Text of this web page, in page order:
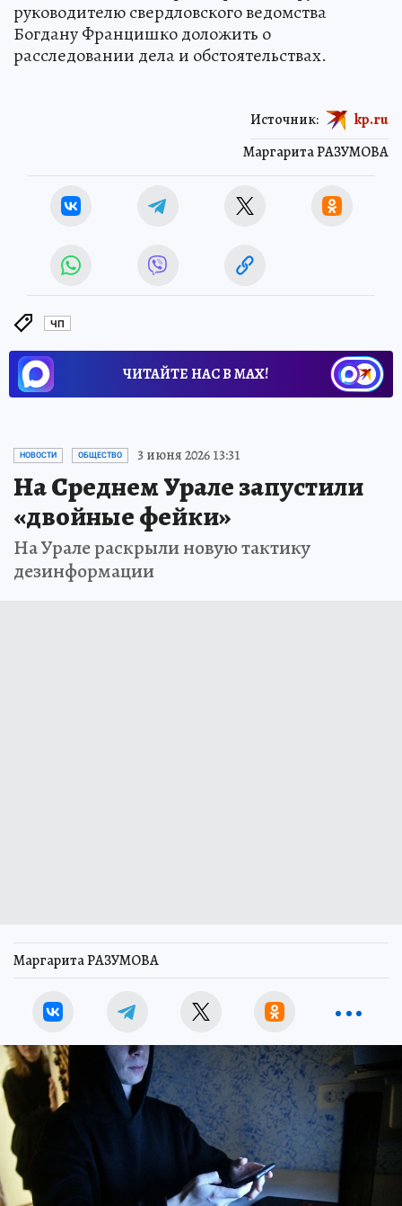
руководителю свердловского ведомства
Богдану Францишко доложить о
расследовании дела и обстоятельствах.
Маргарита РАЗУМОВА
Источник: kp.ru
ЧП
ЧИТАЙТЕ НАС В МАХ!
НОВОСТИ ОБЩЕСТВО 3 июня 2026 13:31
На Среднем Урале запустили
«двойные фейки»
На Урале раскрыли новую тактику
дезинформации
Маргарита РАЗУМОВА